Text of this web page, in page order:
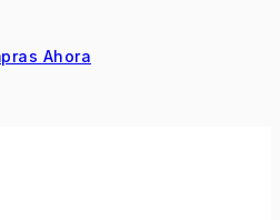
Ahora